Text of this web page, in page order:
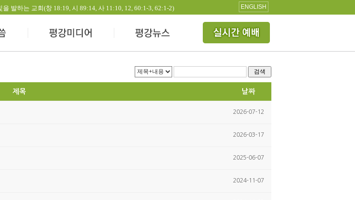
발하는 교회(창 18:19, 시 89:14, 사 11:10, 12, 60:1-3, 62:1-2) ENGLISH
검색
제목 날짜
2026-07-12
2026-03-17
2025-06-07
2024-11-07